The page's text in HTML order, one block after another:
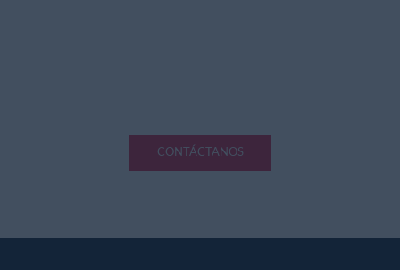
CONTÁCTANOS